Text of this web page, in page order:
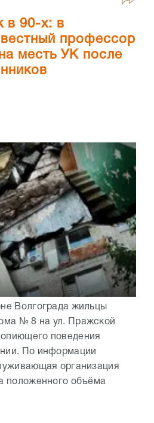
в 90-х: в
профессор
месть УК после
Волгограда жильцы
№ 8 на ул. Пражской
поведения
По информации
организация
положенного объёма